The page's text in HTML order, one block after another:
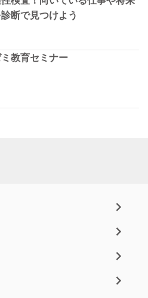
断で見つけよう
教育セミナー